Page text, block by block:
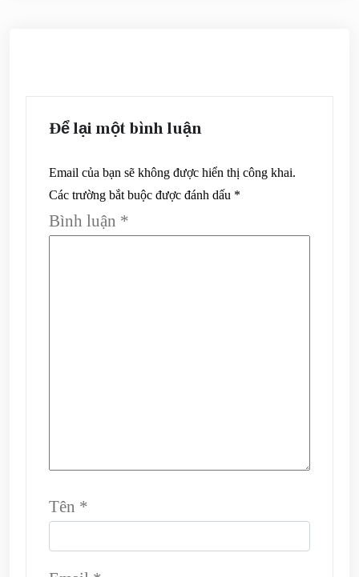
Để lại một bình luận
Email của bạn sẽ không được hiển thị công khai.
Các trường bắt buộc được đánh dấu *
Bình luận *
Tên *